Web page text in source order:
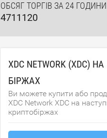
ОБСЯГ ТОРГІВ ЗА 24 ГОДИНИ
4711120
XDC NETWORK (XDC) НА
БІРЖАХ
Ви можете купити або
XDC Network XDC на
криптобіржах